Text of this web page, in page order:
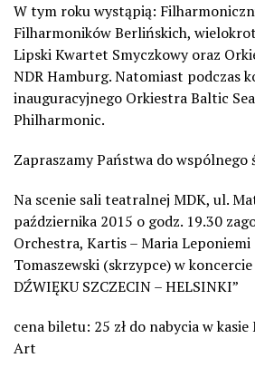
W tym roku wystąpią:
Filharmoników Berlińskich,
Lipski Kwartet Smyczkowy oraz
NDR Hamburg. Natomiast podczas
inauguracyjnego Orkiestra Baltic
Philharmonic.
Zapraszamy Państwa do wspólnego
Na scenie sali teatralnej MDK, ul.
października 2015 o godz. 19.30
Orchestra, Kartis – Maria
Tomaszewski (skrzypce) w
DŹWIĘKU SZCZECIN – HELSINKI”
cena biletu: 25 zł do nabycia w
Art